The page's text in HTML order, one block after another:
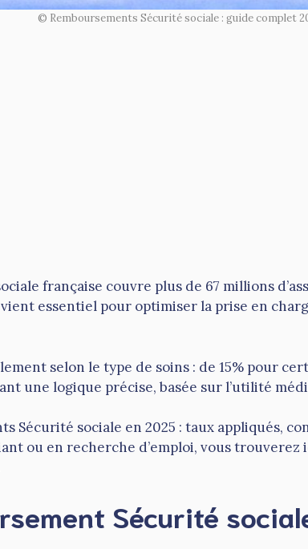
© Remboursements Sécurité sociale : guide complet
française couvre plus de 67 millions
essentiel pour optimiser la prise en
selon le type de soins : de 15% pour
une logique précise, basée sur l’utilité
Sécurité sociale en 2025 : taux appliqués,
ou en recherche d’emploi, vous
Sécurité